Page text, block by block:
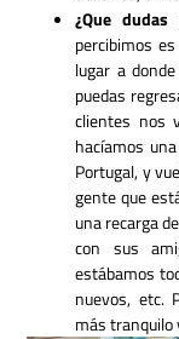
¿Que
percibimos
lugar a
puedas
clientes nos
hacíamos
Portugal, y
gente que
una recarga
con sus
estábamos
nuevos, etc.
más tranquilo